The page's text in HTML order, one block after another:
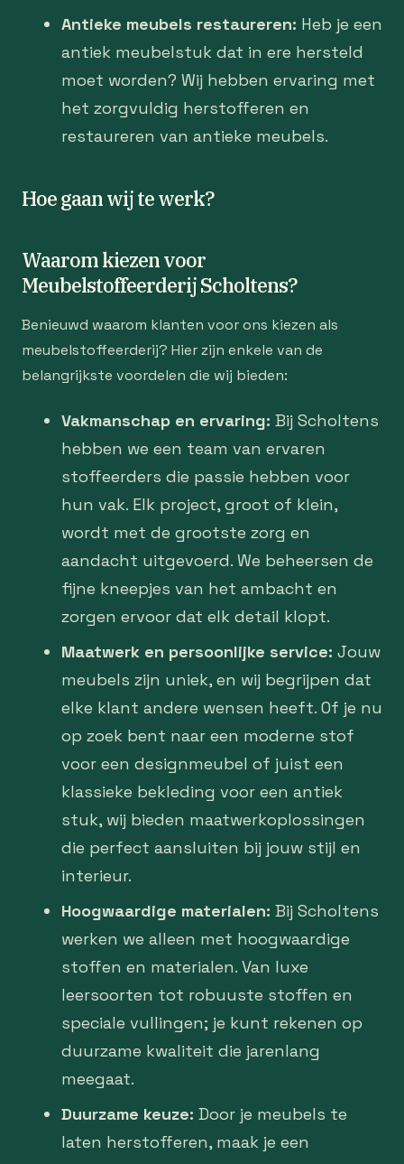
Antieke meubels restaureren: Heb je een
antiek meubelstuk dat in ere hersteld
moet worden? Wij hebben ervaring met
het zorgvuldig herstofferen en
restaureren van antieke meubels.
Hoe gaan wij te werk?
Waarom kiezen voor
Meubelstoffeerderij Scholtens?
Benieuwd waarom klanten voor ons kiezen als
meubelstoffeerderij? Hier zijn enkele van de
belangrijkste voordelen die wij bieden:
Vakmanschap en ervaring: Bij Scholtens
hebben we een team van ervaren
stoffeerders die passie hebben voor
hun vak. Elk project, groot of klein,
wordt met de grootste zorg en
aandacht uitgevoerd. We beheersen de
fijne kneepjes van het ambacht en
zorgen ervoor dat elk detail klopt.
Maatwerk en persoonlijke service: Jouw
meubels zijn uniek, en wij begrijpen dat
elke klant andere wensen heeft. Of je nu
op zoek bent naar een moderne stof
voor een designmeubel of juist een
klassieke bekleding voor een antiek
stuk, wij bieden maatwerkoplossingen
die perfect aansluiten bij jouw stijl en
interieur.
Hoogwaardige materialen: Bij Scholtens
werken we alleen met hoogwaardige
stoffen en materialen. Van luxe
leersoorten tot robuuste stoffen en
speciale vullingen; je kunt rekenen op
duurzame kwaliteit die jarenlang
meegaat.
Duurzame keuze: Door je meubels te
laten herstofferen, maak je een